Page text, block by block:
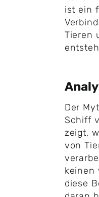
ist ein
Tieren
Der
Schiff
zeigt,
von
keinen
diese